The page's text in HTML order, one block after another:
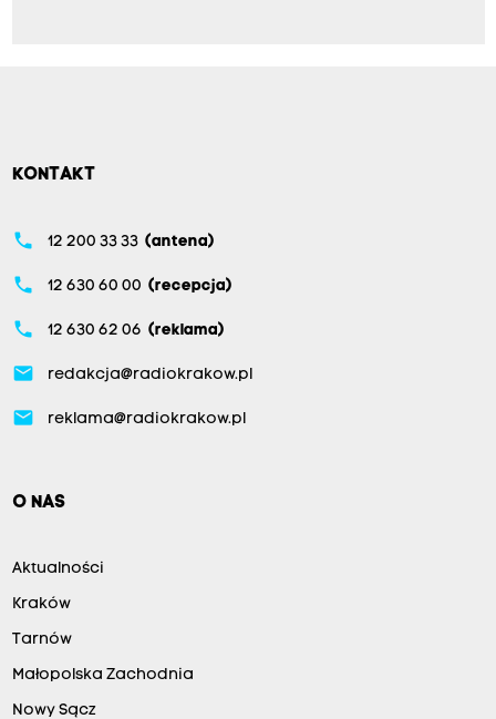
KONTAKT
phone 12 200 33 33 (antena)
phone 12 630 60 00 (recepcja)
phone 12 630 62 06 (reklama)
email redakcja@radiokrakow.pl
email reklama@radiokrakow.pl
O NAS
Aktualności
Kraków
Tarnów
Małopolska Zachodnia
Nowy Sącz